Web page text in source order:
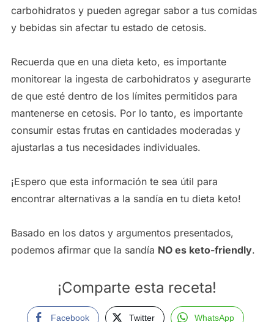
carbohidratos y pueden agregar sabor a tus comidas
y bebidas sin afectar tu estado de cetosis.
Recuerda que en una dieta keto, es importante
monitorear la ingesta de carbohidratos y asegurarte
de que esté dentro de los límites permitidos para
mantenerse en cetosis. Por lo tanto, es importante
consumir estas frutas en cantidades moderadas y
ajustarlas a tus necesidades individuales.
¡Espero que esta información te sea útil para
encontrar alternativas a la sandía en tu dieta keto!
Basado en los datos y argumentos presentados,
podemos afirmar que la sandía NO es keto-friendly.
¡Comparte esta receta!
Facebook Twitter WhatsApp